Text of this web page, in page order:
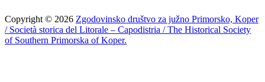
Copyright © 2026 Zgodovinsko društvo za južno Primorsko, Koper
/ Società storica del Litorale – Capodistria / The Historical Society
of Southern Primorska of Koper.